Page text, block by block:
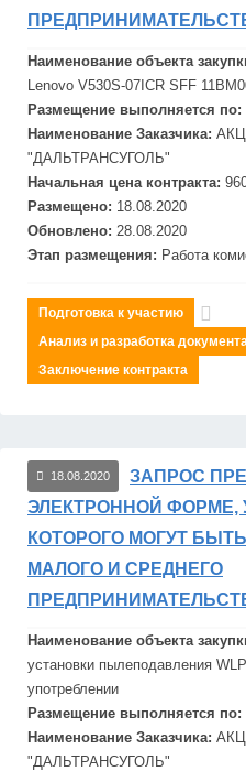
Наименование объекта
Lenovo V530S-07ICR SFF
Размещение выполняется по:
Наименование Заказчика:
"ДАЛЬТРАНСУГОЛЬ"
Начальная цена контракта:
Размещено: 18.08.2020
Обновлено: 28.08.2020
Этап размещения: Работа
Подготовка к участию
Анализ и разработка
Заключение контракта
18.08.2020
ЗАПРОС
ЭЛЕКТРОННОЙ ФОРМЕ,
КОТОРОГО МОГУТ
МАЛОГО И СРЕДНЕГО
Наименование объекта
установки пылеподавления
употреблении
Размещение выполняется по:
Наименование Заказчика:
"ДАЛЬТРАНСУГОЛЬ"